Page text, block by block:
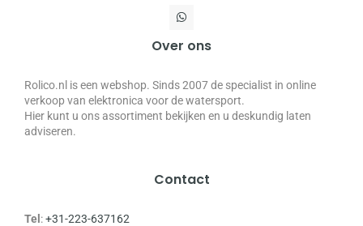
Over ons
Rolico.nl is een webshop. Sinds 2007 de specialist in online
verkoop van elektronica voor de watersport.
Hier kunt u ons assortiment bekijken en u deskundig laten
adviseren.
Contact
Tel :+31-223-637162